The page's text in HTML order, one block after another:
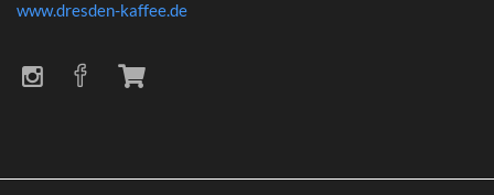
www.dresden-kaffee.de